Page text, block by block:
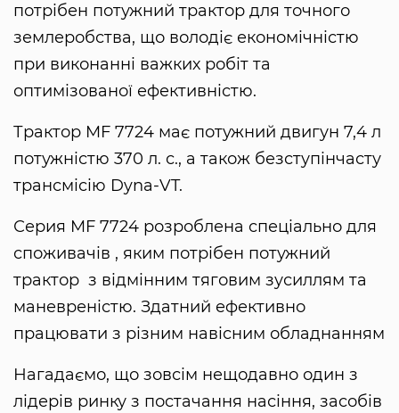
потрібен потужний трактор для точного
землеробства, що володіє економічністю
при виконанні важких робіт та
оптимізованої ефективністю.
Трактор MF 7724 має потужний двигун 7,4 л
потужністю 370 л. с., а також безступінчасту
трансмісію Dyna-VT.
Серия MF 7724 розроблена спеціально для
споживачів , яким потрібен потужний
трактор з відмінним тяговим зусиллям та
маневреністю. Здатний ефективно
працювати з різним навісним обладнанням
Нагадаємо, що зовсім нещодавно один з
лідерів ринку з постачання насіння, засобів